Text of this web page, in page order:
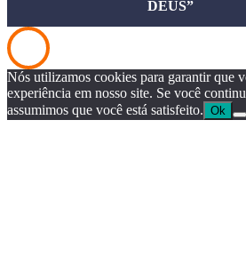
DEUS”
Nós utilizamos cookies para garantir que
experiência em nosso site. Se você
assumimos que você está satisfeito. Ok